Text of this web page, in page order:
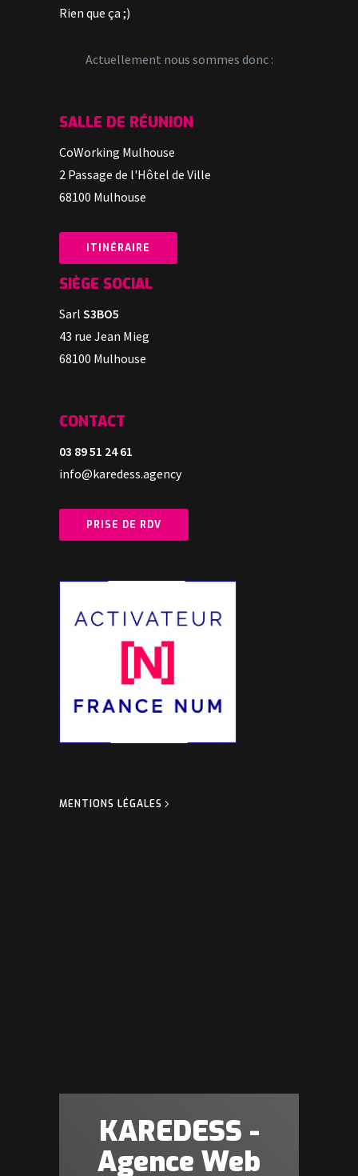
Rien que ça ;)
Actuellement nous sommes donc :
SALLE DE RÉUNION
CoWorking Mulhouse
2 Passage de l'Hôtel de Ville
68100 Mulhouse
ITINÉRAIRE
SIÈGE SOCIAL
Sarl S3BO5
43 rue Jean Mieg
68100 Mulhouse
CONTACT
03 89 51 24 61
info@karedess.agency
PRISE DE RDV
MENTIONS LÉGALES
KAREDESS -
Agence Web